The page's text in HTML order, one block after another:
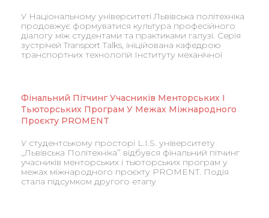
У Національному університеті Львівська політехніка
продовжує формуватися культура професійного
діалогу між студентами та практиками галузі. Серія
зустрічей Transport Talks, ініційована кафедрою
транспортних технологій Інституту механічної
Фінальний Пітчинг Учасників Менторських І
Тьюторських Програм У Межах Міжнародного
Проєкту PROMENT
У студентському просторі L.I.S. університету
,,Львівська Політехніка’’ відбувся фінальний пітчинг
учасників менторських і тьюторських програм у
межах міжнародного проєкту PROMENT. Подія
стала підсумком другого етапу